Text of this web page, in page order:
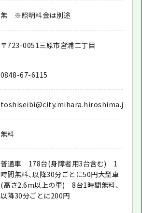
無 ※照明料金は別途
〒723-0051三原市宮浦二丁目
0848-67-6115
toshiseibi@city.mihara.hiroshima.jp
無料
普通車 178台(身障者用3台含む) 1
時間無料、以降30分ごとに50円大型車
(高さ2.6m以上の車) 8台1時間無料、
以降30分ごとに200円